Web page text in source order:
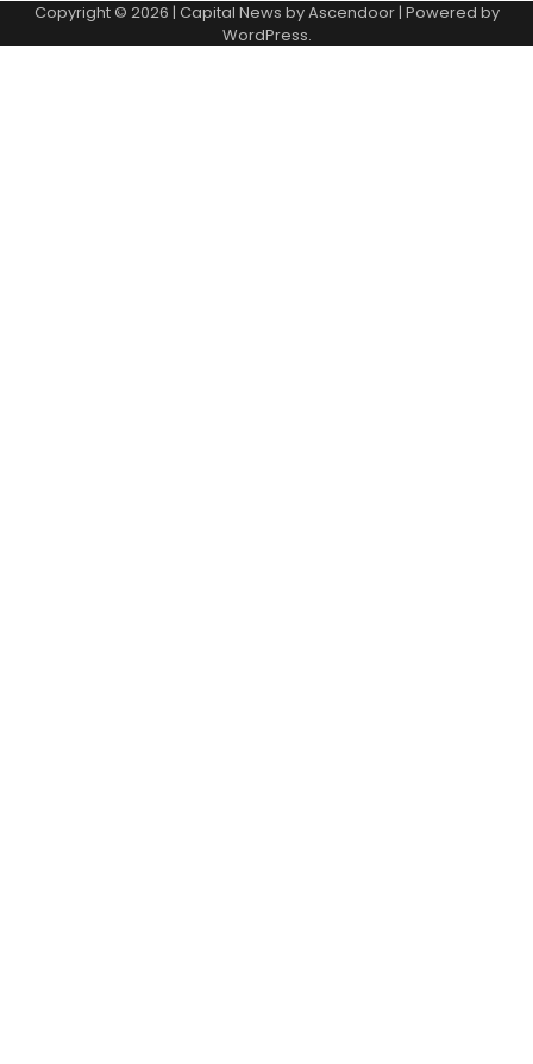
Copyright © 2026 | Capital News byAscendoor| Powered by
WordPress.